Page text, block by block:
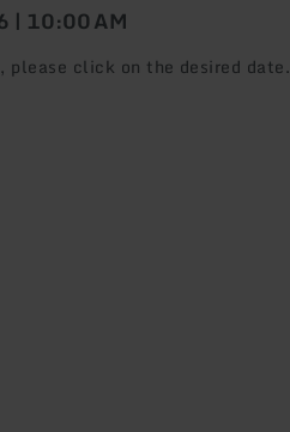
| 10:00 AM
please click on the desired date.